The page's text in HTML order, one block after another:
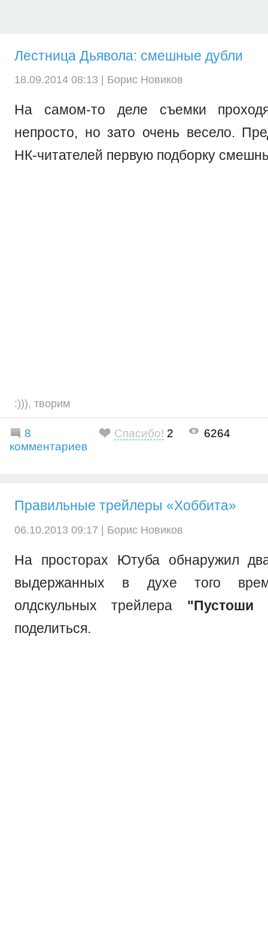
Лестница Дьявола: смешные дубли
18.09.2014 08:13 | Борис Новиков
На самом-то деле съемки
непросто, но зато очень весело.
НК-читателей первую подборку
:))), творим
8
комментариев
Спасибо! 2 6264
Правильные трейлеры «Хоббита»
06.10.2013 09:17 | Борис Новиков
На просторах Ютуба обнаружил
выдержанных в духе того
олдскульных трейлера "Пустоши
поделиться.